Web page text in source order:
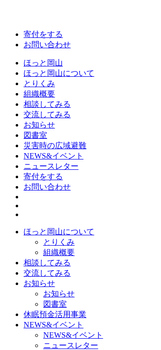
寄付をする
お問い合わせ
ほっと岡山
ほっと岡山について
とりくみ
組織概要
相談してみる
交流してみる
お知らせ
図書室
災害時の広域避難
NEWS&イベント
ニュースレター
寄付をする
お問い合わせ
ほっと岡山について
とりくみ
組織概要
相談してみる
交流してみる
お知らせ
お知らせ
図書室
休眠預金活用事業
NEWS&イベント
NEWS&イベント
ニュースレター